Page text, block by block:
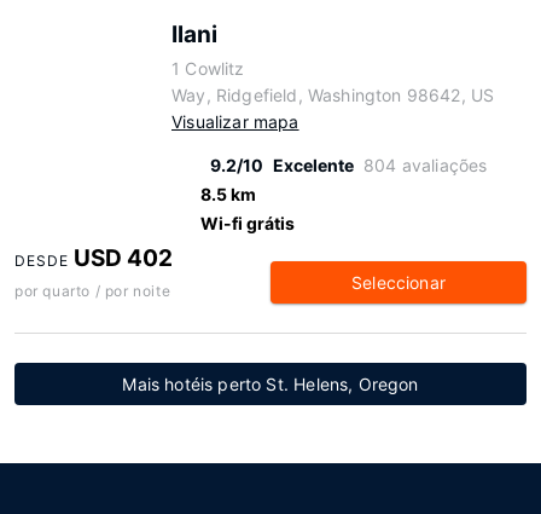
Ilani
1 Cowlitz
Way, Ridgefield, Washington 98642, US
Visualizar mapa
9.2/10 Excelente 804 avaliações
8.5 km
Wi-fi grátis
DESDE USD 402
por quarto / por noite Seleccionar
Mais hotéis perto St. Helens, Oregon